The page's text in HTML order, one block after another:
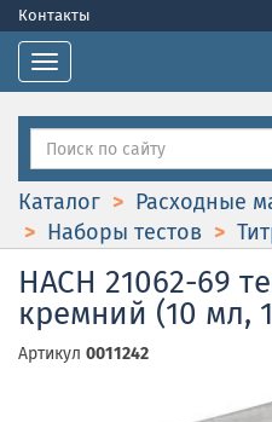
Контакты
Toggle navigation
Каталог
Расходные
Наборы тестов
HACH 21062-69
кремний (10 мл,
Артикул 0011242